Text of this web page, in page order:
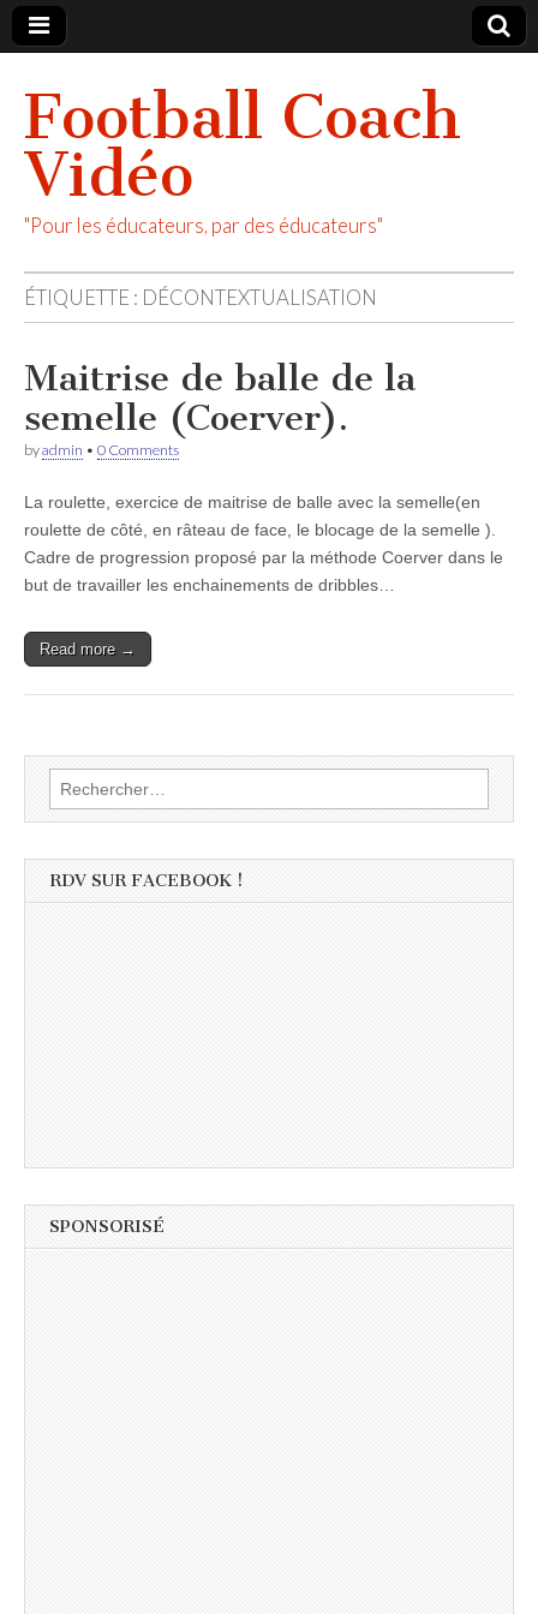
Football Coach
Vidéo
"Pour les éducateurs, par des éducateurs"
ÉTIQUETTE : DÉCONTEXTUALISATION
Maitrise de balle de la
semelle (Coerver).
byadmin • 0 Comments
La roulette, exercice de maitrise de balle avec la semelle(en
roulette de côté, en râteau de face, le blocage de la semelle ).
Cadre de progression proposé par la méthode Coerver dans le
but de travailler les enchainements de dribbles…
Read more →
Rechercher :
RDV SUR FACEBOOK !
SPONSORISÉ